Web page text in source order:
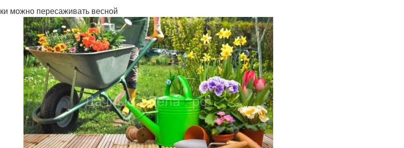
можно пересаживать весной